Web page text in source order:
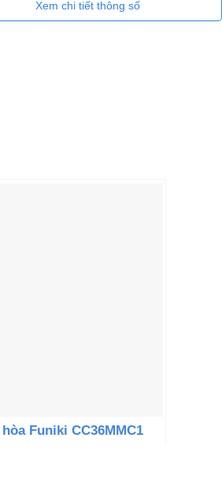
Xem chi tiết thông số
Funiki CC36MMC1